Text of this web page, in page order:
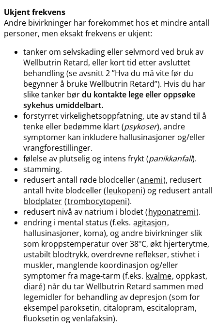
Ukjent frekvens
Andre bivirkninger har forekommet hos et mindre antall
personer, men eksakt frekvens er ukjent:
tanker om selvskading eller selvmord ved bruk av
Wellbutrin Retard, eller kort tid etter avsluttet
behandling (se avsnitt 2 ”Hva du må vite før du
begynner å bruke Wellbutrin Retard”). Hvis du har
slike tanker børdu kontakte lege eller oppsøke
sykehus umiddelbart.
forstyrret virkelighetsoppfatning, ute av stand til å
tenke eller bedømme klart (psykoser), andre
symptomer kan inkludere hallusinasjoner og​/​eller
vrangforestillinger.
følelse av plutselig og intens frykt (panikkanfall).
stamming.
redusert antall røde blodceller (anemi), redusert
antall hvite blodceller (leukopeni) og redusert antall
blodplater (trombocytopeni).
redusert nivå av natrium i blodet (hyponatremi).
endring i mental status (f.eks. agitasjon,
hallusinasjoner, koma), og andre bivirkninger slik
som kroppstemperatur over 38ºC, økt hjerterytme,
ustabilt blodtrykk, overdrevne reflekser, stivhet i
muskler, manglende koordinasjon og​/​eller
symptomer fra mage-tarm (f.eks. kvalme, oppkast,
diaré) når du tar Wellbutrin Retard sammen med
legemidler for behandling av depresjon (som for
eksempel paroksetin, citalopram, escitalopram,
fluoksetin og venlafaksin).